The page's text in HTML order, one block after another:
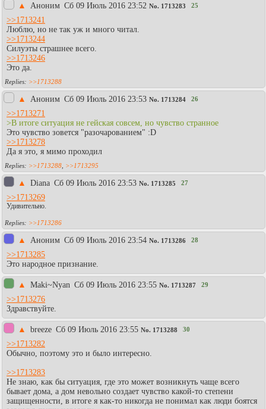
▲ Аноним Сб 09 Июль 2016 23:52 No. 1713283 25
>>1713241
Люблю, но не так уж и много читал.
>>1713244
Силуэты страшнее всего.
>>1713246
Это да.
>>1713288
▲ Аноним Сб 09 Июль 2016 23:53 No. 1713284 26
>>1713271
>В итоге ситуация не гейская совсем, но чувство странное
Это чувство зовется "разочарованием" :D
>>1713278
Да я это, я мимо проходил
>>1713288 >>1713295
▲ Diаna Сб 09 Июль 2016 23:53 No. 1713285 27
>>1713269
Удивительно.
>>1713286
▲ Aнoним Сб 09 Июль 2016 23:54 No. 1713286 28
>>1713285
Это народное признание.
▲ Maki~Nyan Сб 09 Июль 2016 23:55 No. 1713287 29
>>1713276
Здравствуйте.
▲ breeze Сб 09 Июль 2016 23:55 No. 1713288 30
>>1713282
Обычно, поэтому это и было интересно.
>>1713283
Не знаю, как бы ситуация, где это может возникнуть чаще всего
бывает дома, а дом невольно создает чувство какой-то степени
защищенности, в итоге я как-то никогда не понимал как люди боятся